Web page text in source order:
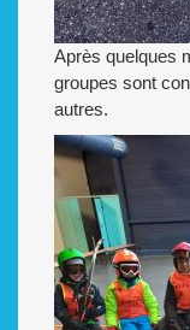
Après quelques
groupes sont
autres.